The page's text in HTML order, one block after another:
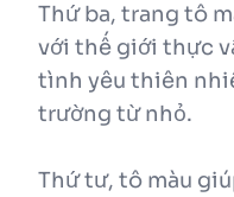
Thứ ba, trang tô
với thế giới thực
tình yêu thiên
trường từ nhỏ.
Thứ tư, tô màu